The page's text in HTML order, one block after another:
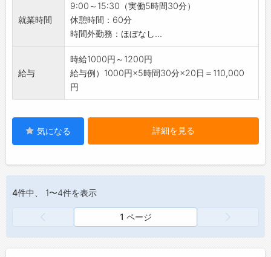
や急な体調不調など、お休みも取りやすい環境
です。
就業時間
9:00～15:30（実働5時間30分）
休憩時間：60分
時間外勤務：ほぼなし...
給与
時給1000円～1200円
給与例）1000円×5時間30分×20日＝110,000
円
気になる 詳細を見る
4件中、 1〜4件を表示
1 ページ